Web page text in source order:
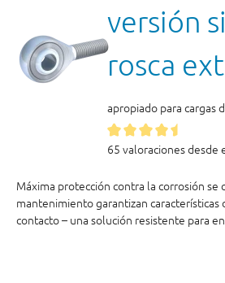
versión
rosca
apropiado para cargas
65 valoraciones desde
Máxima protección contra la corrosión
mantenimiento garantizan
contacto – una solución resistente para